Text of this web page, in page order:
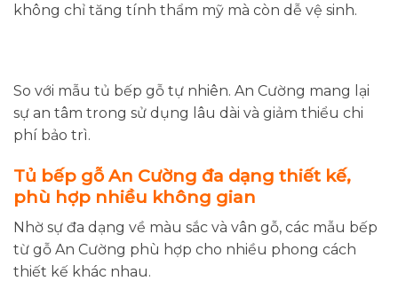
không chỉ tăng tính thẩm mỹ mà còn dễ vệ sinh.
So với mẫu tủ bếp gỗ tự nhiên. An Cường mang lại
sự an tâm trong sử dụng lâu dài và giảm thiểu chi
phí bảo trì.
Tủ bếp gỗ An Cường đa dạng thiết kế,
phù hợp nhiều không gian
Nhờ sự đa dạng về màu sắc và vân gỗ, các mẫu bếp
từ gỗ An Cường phù hợp cho nhiều phong cách
thiết kế khác nhau.